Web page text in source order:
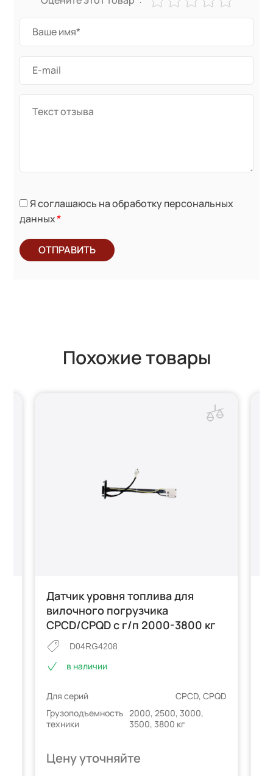
Я соглашаюсь на обработку персональных
данных*
ОТПРАВИТЬ
Похожие товары
Датчик уровня топлива для
вилочного погрузчика
CPCD/CPQD с г/п 2000-3800 кг
D04RG4208
в наличии
Для серий
CPCD, CPQD
Грузоподъемность
техники
2000, 2500, 3000,
3500, 3800 кг
Цену уточняйте